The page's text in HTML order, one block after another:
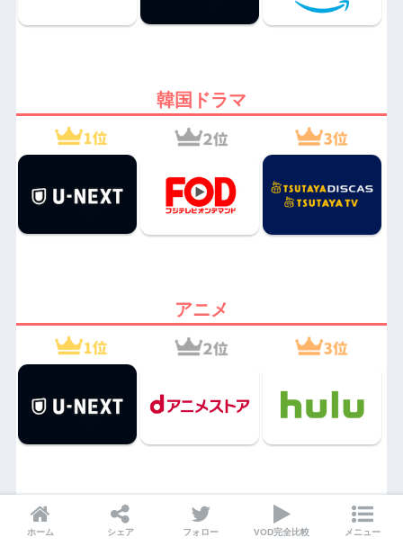
韓国ドラマ
アニメ
見逃し配信系
ホーム シェア フォロー VOD完全比較 メニュー